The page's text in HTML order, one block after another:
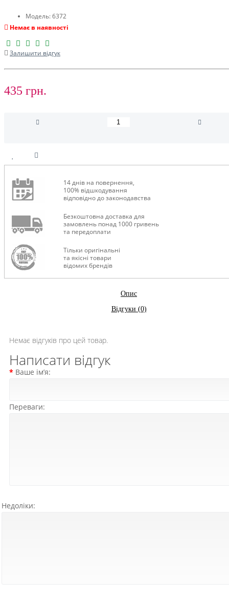
Модель:6372
Немає в наявності
Залишити відгук
435 грн.
14 днів на повернення,
100% відшкодування
відповідно до законодавства
Безкоштовна доставка для
замовлень понад 1000 гривень
та передоплати
Тільки оригінальні
та якісні товари
відомих брендів
Опис
Відгуки (0)
Немає відгуків про цей товар.
Написати відгук
Ваше ім’я:
Переваги:
Недоліки: